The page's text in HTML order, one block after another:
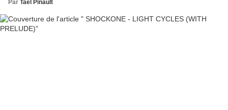
Par Tael Pinault